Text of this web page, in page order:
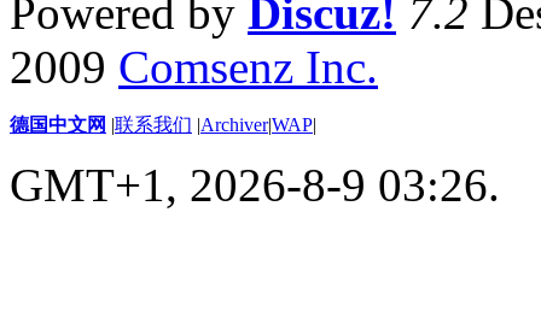
Powered by Discuz! 7.2
2009 Comsenz Inc.
德国中文网 |联系我们 |Archiver|WAP|
GMT+1, 2026-8-9 03:26.